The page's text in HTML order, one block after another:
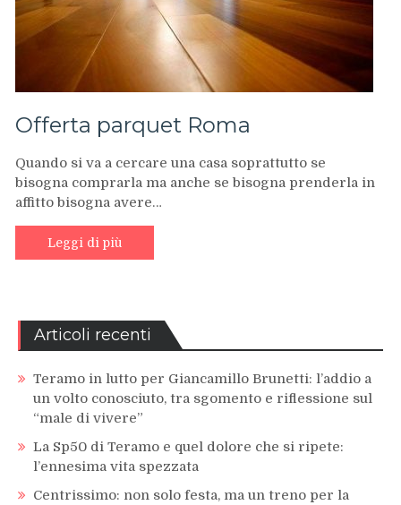
Offerta parquet Roma
Quando si va a cercare una casa soprattutto se
bisogna comprarla ma anche se bisogna prenderla in
affitto bisogna avere…
Leggi di più
Articoli recenti
Teramo in lutto per Giancamillo Brunetti: l’addio a
un volto conosciuto, tra sgomento e riflessione sul
“male di vivere”
La Sp50 di Teramo e quel dolore che si ripete:
l’ennesima vita spezzata
Centrissimo: non solo festa, ma un treno per la